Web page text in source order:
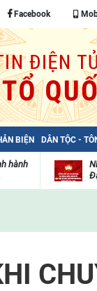
Facebook
BIỆN DÂN TỘC -
hành